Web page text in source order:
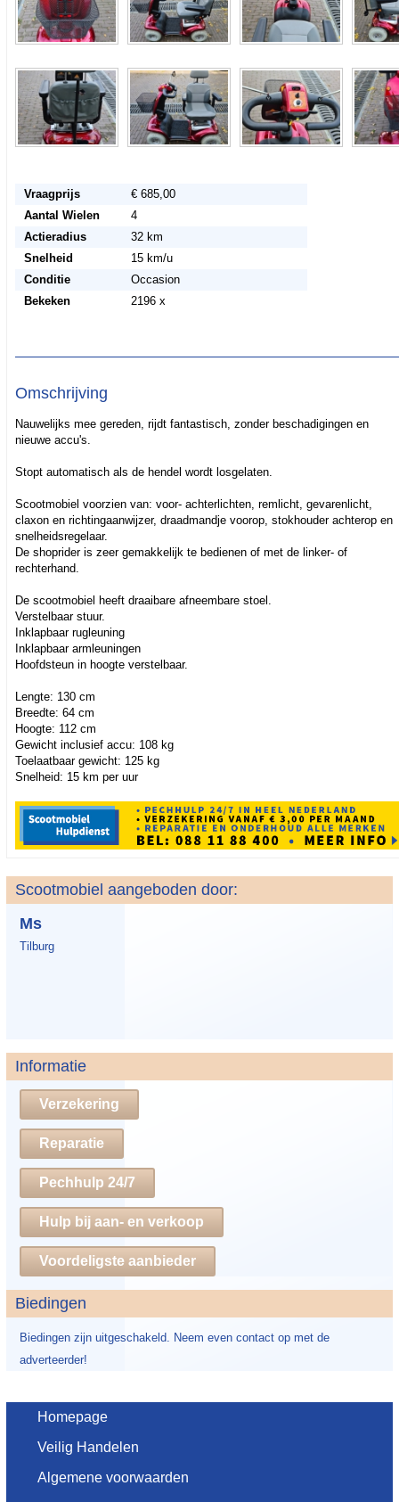
Vraagprijs
€ 685,00
Aantal Wielen
4
Actieradius
32 km
Snelheid
15 km/u
Conditie
Occasion
Bekeken
2196 x
Omschrijving
Nauwelijks mee gereden, rijdt fantastisch, zonder beschadigingen en
nieuwe accu's.
Stopt automatisch als de hendel wordt losgelaten.
Scootmobiel voorzien van: voor- achterlichten, remlicht, gevarenlicht,
claxon en richtingaanwijzer, draadmandje voorop, stokhouder achterop en
snelheidsregelaar.
De shoprider is zeer gemakkelijk te bedienen of met de linker- of
rechterhand.
De scootmobiel heeft draaibare afneembare stoel.
Verstelbaar stuur.
Inklapbaar rugleuning
Inklapbaar armleuningen
Hoofdsteun in hoogte verstelbaar.
Lengte: 130 cm
Breedte: 64 cm
Hoogte: 112 cm
Gewicht inclusief accu: 108 kg
Toelaatbaar gewicht: 125 kg
Snelheid: 15 km per uur
Scootmobiel aangeboden door:
Ms
Tilburg
Informatie
Verzekering
Reparatie
Pechhulp 24/7
Hulp bij aan- en verkoop
Voordeligste aanbieder
Biedingen
Biedingen zijn uitgeschakeld. Neem even contact op met de
adverteerder!
Homepage
Veilig Handelen
Algemene voorwaarden